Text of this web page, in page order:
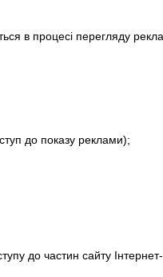
в процесі перегляду
до показу реклами);
до частин сайту